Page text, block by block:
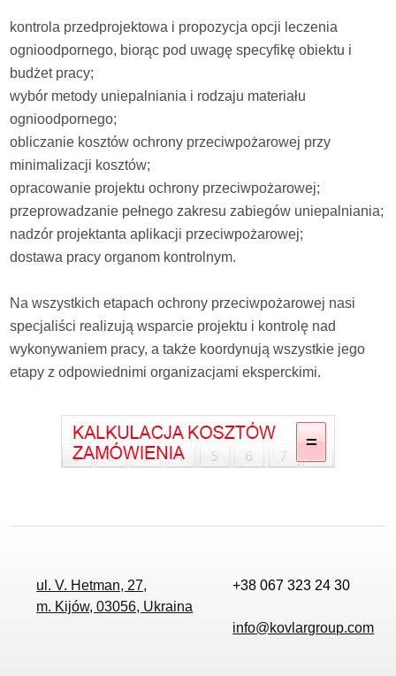
kontrola przedprojektowa i propozycja opcji leczenia
ognioodpornego, biorąc pod uwagę specyfikę obiektu i
budżet pracy;
wybór metody uniepalniania i rodzaju materiału
ognioodpornego;
obliczanie kosztów ochrony przeciwpożarowej przy
minimalizacji kosztów;
opracowanie projektu ochrony przeciwpożarowej;
przeprowadzanie pełnego zakresu zabiegów uniepalniania;
nadzór projektanta aplikacji przeciwpożarowej;
dostawa pracy organom kontrolnym.
Na wszystkich etapach ochrony przeciwpożarowej nasi
specjaliści realizują wsparcie projektu i kontrolę nad
wykonywaniem pracy, a także koordynują wszystkie jego
etapy z odpowiednimi organizacjami eksperckimi.
ul. V. Hetman, 27,
m. Kijów, 03056, Ukraina
+38 067 323 24 30
info@kovlargroup.com